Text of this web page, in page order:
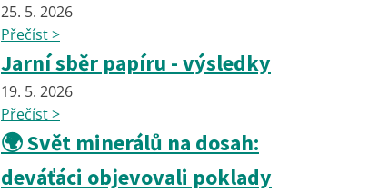
25. 5. 2026
Přečíst >
Jarní sběr papíru - výsledky
19. 5. 2026
Přečíst >
🌍 Svět minerálů na dosah:
deváťáci objevovali poklady